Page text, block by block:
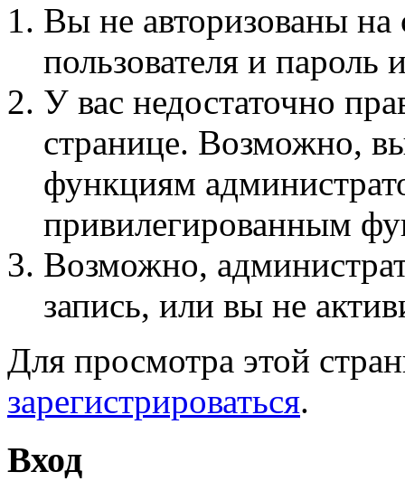
Вы не авторизованы на
пользователя и пароль
У вас недостаточно
странице. Возможно,
функциям
привилегированным
Возможно,
запись, или вы не
Для просмотра этой
зарегистрироваться.
Вход